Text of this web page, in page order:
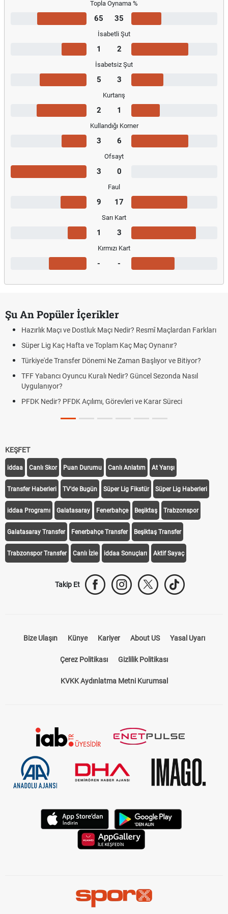
Topla Oynama %
65 35
İsabetli Şut
1 2
İsabetsiz Şut
5 3
Kurtarış
2 1
Kullandığı Korner
3 6
Ofsayt
3 0
Faul
9 17
Sarı Kart
1 3
Kırmızı Kart
- -
Şu An Popüler İçerikler
Hazırlık Maçı ve Dostluk Maçı Nedir? Resmî Maçlardan Farkları
Süper Lig Kaç Hafta ve Toplam Kaç Maç Oynanır?
Türkiye'de Transfer Dönemi Ne Zaman Başlıyor ve Bitiyor?
TFF Yabancı Oyuncu Kuralı Nedir? Güncel Sezonda Nasıl
Uygulanıyor?
PFDK Nedir? PFDK Açılımı, Görevleri ve Karar Süreci
KEŞFET
iddaa Canlı Skor Puan Durumu Canlı Anlatım At Yarışı
Transfer Haberleri TV'de Bugün Süper Lig Fikstür Süper Lig Haberleri
iddaa Programı Galatasaray Fenerbahçe Beşiktaş Trabzonspor
Galatasaray Transfer Fenerbahçe Transfer Beşiktaş Transfer
Trabzonspor Transfer Canlı İzle iddaa Sonuçları Aktif Sayaç
Takip Et
Bize Ulaşın Künye Kariyer About US Yasal Uyarı
Çerez Politikası Gizlilik Politikası
KVKK Aydınlatma Metni Kurumsal